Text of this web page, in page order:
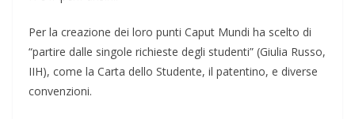
Per la creazione dei loro punti Caput Mundi ha scelto di
“partire dalle singole richieste degli studenti” (Giulia Russo,
IIH), come la Carta dello Studente, il patentino, e diverse
convenzioni.